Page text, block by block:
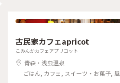
古民家カフェapricot
こみんかカフェアプリコット
青森・浅虫温泉
ごはん, カフェ, スイーツ・お菓子,